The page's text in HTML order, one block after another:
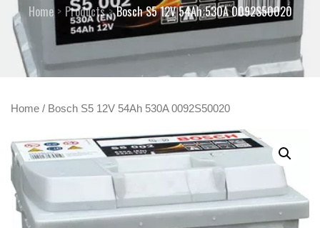
Home Products Bosch S5 12V 54Ah 530A 0092S50020
Home / Bosch S5 12V 54Ah 530A 0092S50020